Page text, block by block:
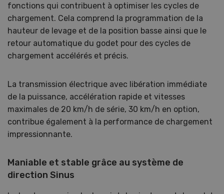
fonctions qui contribuent à optimiser les cycles de
chargement. Cela comprend la programmation de la
hauteur de levage et de la position basse ainsi que le
retour automatique du godet pour des cycles de
chargement accélérés et précis.
La transmission électrique avec libération immédiate
de la puissance, accélération rapide et vitesses
maximales de 20 km/h de série, 30 km/h en option,
contribue également à la performance de chargement
impressionnante.
Maniable et stable grâce au système de
direction Sinus